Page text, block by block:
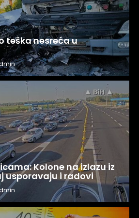
teška nesreća u
Kolone na izlazu iz
usporavaju i radovi